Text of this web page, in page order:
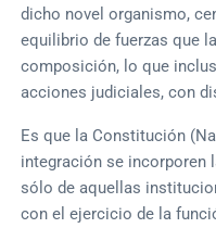
dicho novel organismo,
equilibrio de fuerzas que
composición, lo que
acciones judiciales, con
Es que la Constitución
integración se incorporen
sólo de aquellas
con el ejercicio de la